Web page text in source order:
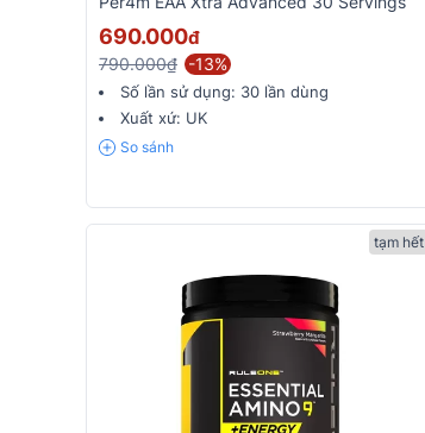
690.000đ
790.000₫ -13%
Số lần sử dụng: 30 lần dùng
Xuất xứ: UK
So sánh
tạm hết